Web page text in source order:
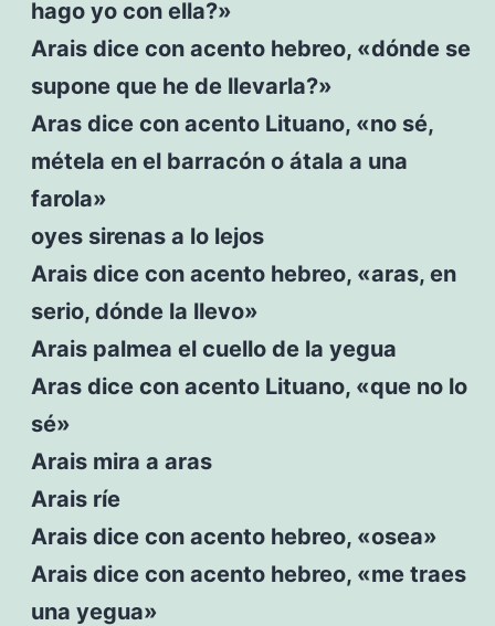
hago yo con ella?»
Arais dice con acento hebreo, «dónde se
supone que he de llevarla?»
Aras dice con acento Lituano, «no sé,
métela en el barracón o átala a una
farola»
oyes sirenas a lo lejos
Arais dice con acento hebreo, «aras, en
serio, dónde la llevo»
Arais palmea el cuello de la yegua
Aras dice con acento Lituano, «que no lo
sé»
Arais mira a aras
Arais ríe
Arais dice con acento hebreo, «osea»
Arais dice con acento hebreo, «me traes
una yegua»